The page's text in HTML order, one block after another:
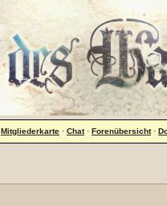
Mitgliederkarte· Chat· Forenübersicht·